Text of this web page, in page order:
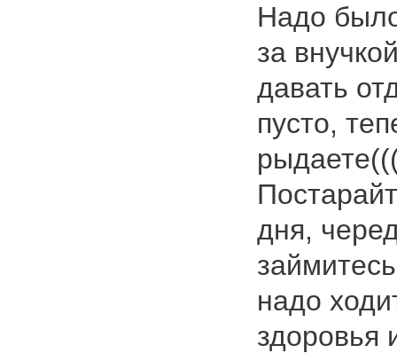
Надо
за
давать
пусто,
дня,
надо
здоровья